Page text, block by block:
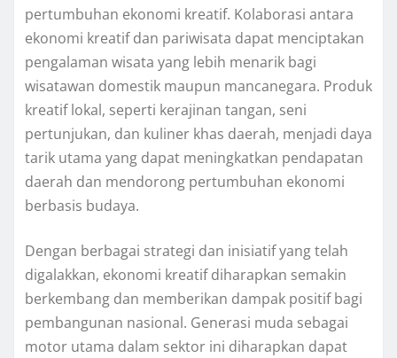
pertumbuhan ekonomi kreatif. Kolaborasi antara
ekonomi kreatif dan pariwisata dapat menciptakan
pengalaman wisata yang lebih menarik bagi
wisatawan domestik maupun mancanegara. Produk
kreatif lokal, seperti kerajinan tangan, seni
pertunjukan, dan kuliner khas daerah, menjadi daya
tarik utama yang dapat meningkatkan pendapatan
daerah dan mendorong pertumbuhan ekonomi
berbasis budaya.
Dengan berbagai strategi dan inisiatif yang telah
digalakkan, ekonomi kreatif diharapkan semakin
berkembang dan memberikan dampak positif bagi
pembangunan nasional. Generasi muda sebagai
motor utama dalam sektor ini diharapkan dapat